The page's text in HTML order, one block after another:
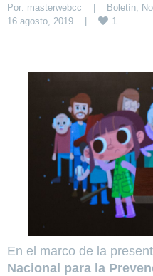
Por: masterwebcc | Boletín
16 agosto, 2019 | 1
En el marco de la
Nacional para la